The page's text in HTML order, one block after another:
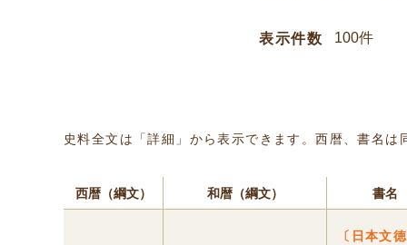
表示件数
史料全文は「詳細」から表示できます。西暦、書名
西暦（綱文） 和暦（綱文） 書名
〔日本文